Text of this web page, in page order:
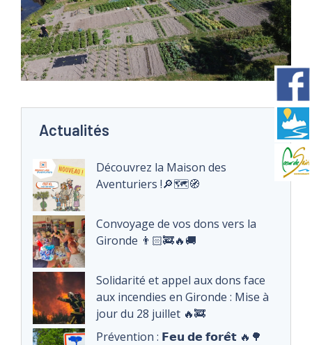
Actualités
Découvrez la Maison des
Aventuriers !🔎🗺️🧭
Convoyage de vos dons vers la
Gironde 👨🏻‍🚒🔥🚚
Solidarité et appel aux dons face
aux incendies en Gironde : Mise à
jour du 28 juillet 🔥🚒
Prévention : 𝗙𝗲𝘂 𝗱𝗲 𝗳𝗼𝗿𝗲̂𝘁 🔥🌳